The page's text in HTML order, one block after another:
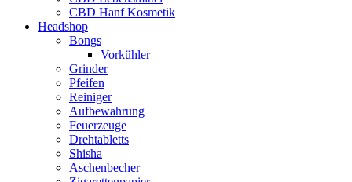
CBD Hanf Kosmetik
Headshop
Bongs
Vorkühler
Grinder
Pfeifen
Reiniger
Aufbewahrung
Feuerzeuge
Drehtabletts
Shisha
Aschenbecher